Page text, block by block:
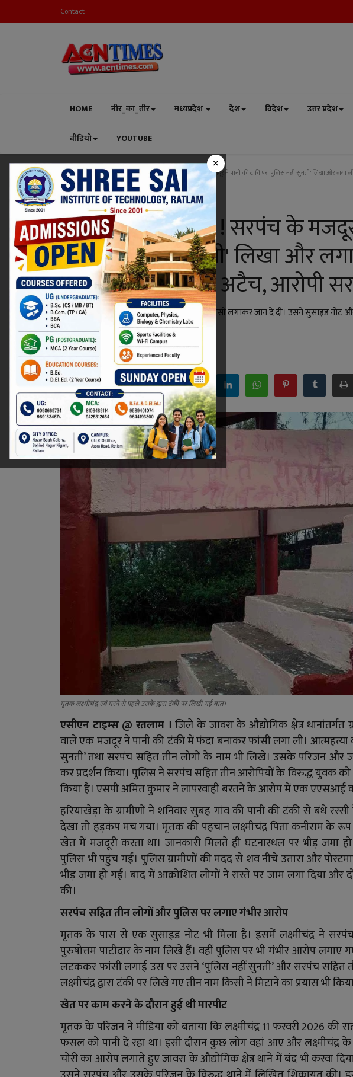
Contact
HOME नीर_का_तीर मध्यप्रदेश देश विदेश उत्तर प्रदेश
वीडियो YOUTUBE
×
Home मध्यप्रदेश रतलाम रतलाम में आत्महत्या ! सरपंच के मजदूर ने पानी की टंकी पर 'पुलिस नहीं सुनती' लिखा और लगा
रतलाम
रतलाम में आत्महत्या ! सरपंच के
पर 'पुलिस नहीं सुनती' लिखा और
ASI को किया लाइन अटैच, आरोपी
रतलाम जिले के हरियाखेड़ा निवासी एक युवक ने फांसी लगाकर जान दे दी। उसने सुसाइड नोट
एवं पुलिस पर गंभीर आरोप लगाए हैं।
Niraj Kumar Shukla Feb 21, 2026 - 23:19
Facebook Twitter
मृतक लक्ष्मीचंद्र एवं मरने से पहले उसके द्वारा टंकी पर लिखी गई बात।
एसीएन टाइम्स @ रतलाम । जिले के जावरा के औद्योगिक क्षेत्र
वाले एक मजदूर ने पानी की टंकी में फंदा बनाकर फांसी लगा ली।
सुनती’ तथा सरपंच सहित तीन लोगों के नाम भी लिखे। उसके परिजन
कर प्रदर्शन किया। पुलिस ने सरपंच सहित तीन आरोपियों के विरुद्ध युवक
किया है। एसपी अमित कुमार ने लापरवाही बरतने के आरोप में एक एएसआई
हरियाखेड़ा के ग्रामीणों ने शनिवार सुबह गांव की पानी की टंकी से
देखा तो हड़कंप मच गया। मृतक की पहचान लक्ष्मीचंद्र पिता कनीराम के
खेत में मजदूरी करता था। जानकारी मिलते ही घटनास्थल पर भीड़ जमा
पुलिस भी पहुंच गई। पुलिस ग्रामीणों की मदद से शव नीचे उतारा और
भीड़ जमा हो गई। बाद में आक्रोशित लोगों ने रास्ते पर जाम लगा दिया और
की।
सरपंच सहित तीन लोगों और पुलिस पर लगाए गंभीर आरोप
मृतक के पास से एक सुसाइड नोट भी मिला है। इसमें लक्ष्मीचंद्र ने सरपंच
पुरुषोत्तम पाटीदार के नाम लिखे हैं। वहीं पुलिस पर भी गंभीर आरोप लगाए
लटककर फांसी लगाई उस पर उसने ‘पुलिस नहीं सुनती’ और सरपंच सहित
लक्ष्मीचंद्र द्वारा टंकी पर लिखे गए तीन नाम किसी ने मिटाने का प्रयास भी
खेत पर काम करने के दौरान हुई थी मारपीट
मृतक के परिजन ने मीडिया को बताया कि लक्ष्मीचंद्र 11 फरवरी 2026 की
फसल को पानी दे रहा था। इसी दौरान कुछ लोग वहां आए और लक्ष्मीचंद्र
चोरी का आरोप लगाते हुए जावरा के औद्योगिक क्षेत्र थाने में बंद भी करवा